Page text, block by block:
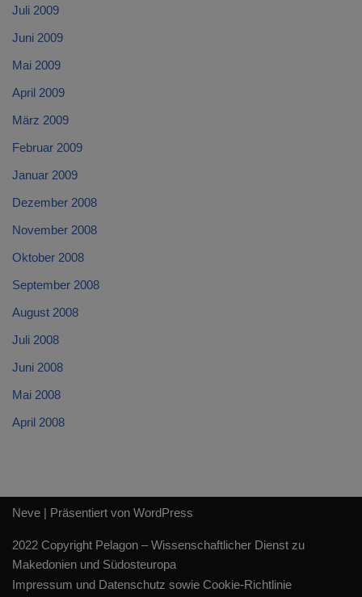
Juli 2009
Juni 2009
Mai 2009
April 2009
März 2009
Februar 2009
Januar 2009
Dezember 2008
November 2008
Oktober 2008
September 2008
August 2008
Juli 2008
Juni 2008
Mai 2008
April 2008
Neve | Präsentiert von WordPress
2022 Copyright Pelagon – Wissenschaftlicher Dienst zu
Makedonien und Südosteuropa
Impressum und Datenschutz sowie Cookie-Richtlinie